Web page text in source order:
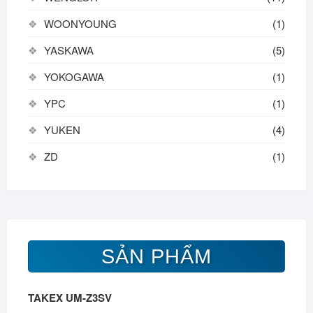
WOONYOUNG
(1)
YASKAWA
(5)
YOKOGAWA
(1)
YPC
(1)
YUKEN
(4)
ZD
(1)
SẢN PHẨM
TAKEX UM-Z3SV